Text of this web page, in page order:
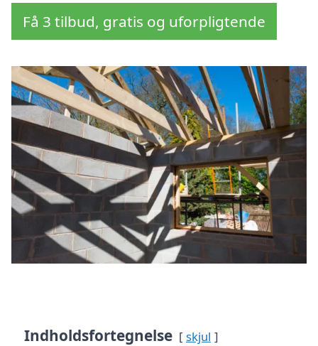
Få 3 tilbud, gratis og uforpligtende
Indholdsfortegnelse skjul